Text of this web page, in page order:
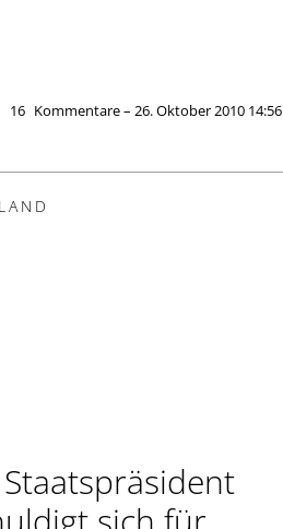
16 Kommentare – 26. Oktober 2010 14:56